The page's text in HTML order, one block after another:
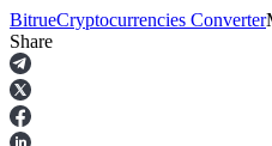
Termijncontracten
BitrueCryptocurrencies Converter
Share